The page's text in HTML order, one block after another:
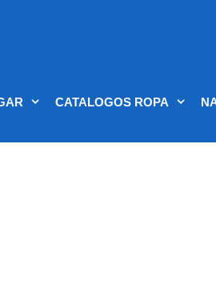
CATALOGOS ROPA